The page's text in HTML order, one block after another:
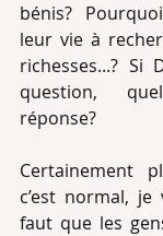
bénis?
leur vie à
richesses...? Si
question,
réponse?
Certainement
c’est normal, je
faut que les